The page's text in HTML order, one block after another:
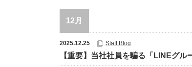
12月
2025.12.25 Staff Blog
【重要】当社社員を騙る「LINEグ